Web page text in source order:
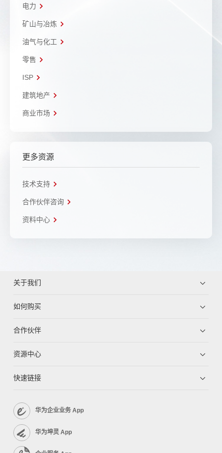
电力
矿山与冶炼
油气与化工
零售
ISP
建筑地产
商业市场
更多资源
技术支持
合作伙伴咨询
资料中心
关于我们
如何购买
合作伙伴
资源中心
快速链接
华为企业业务 App
华为坤灵 App